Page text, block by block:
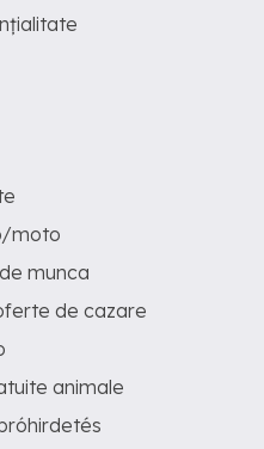
moto
munca
de cazare
animale